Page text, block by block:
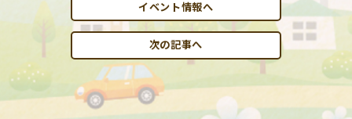
イベント情報へ
次の記事へ